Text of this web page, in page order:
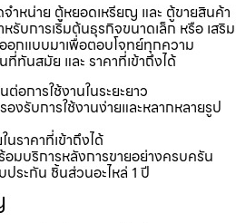
จำหน่าย ตู้หยอดเหรียญ และ ตู้ขายสินค้า
รับการเริ่มต้นธุรกิจขนาดเล็ก หรือ เสริม
อกแบบมาเพื่อตอบโจทย์ทุกความ
ทันสมัย และ ราคาที่เข้าถึงได้
การใช้งานในระยะยาว
งรับการใช้งานง่ายและหลากหลายรูป
ราคาที่เข้าถึงได้
มบริการหลังการขายอย่างครบครัน
ระกัน ชิ้นส่วนอะไหล่ 1 ปี